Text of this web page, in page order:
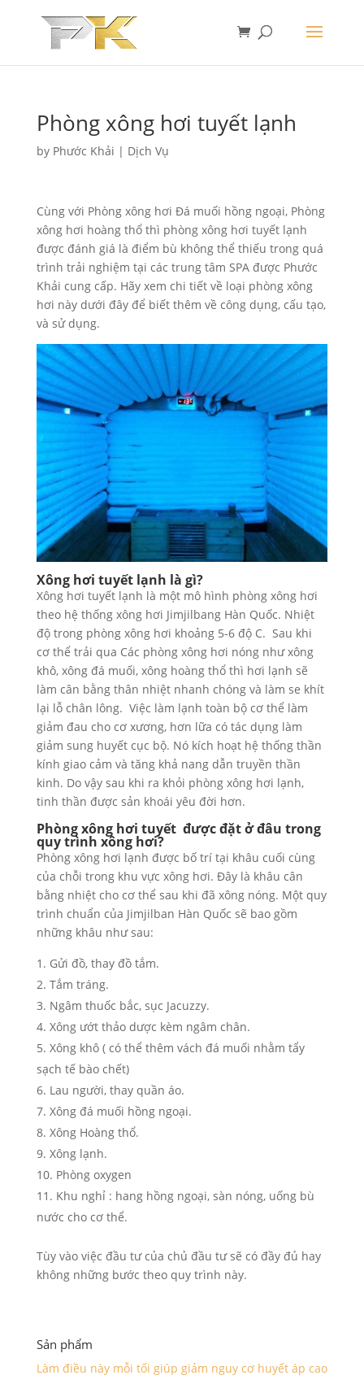
Phòng xông hơi tuyết lạnh
by Phước Khải | Dịch Vụ
Cùng với Phòng xông hơi Đá muối hồng ngoại, Phòng
xông hơi hoàng thổ thì phòng xông hơi tuyết lạnh
được đánh giá là điểm bù không thể thiếu trong quá
trình trải nghiệm tại các trung tâm SPA được Phước
Khải cung cấp. Hãy xem chi tiết về loại phòng xông
hơi này dưới đây để biết thêm về công dụng, cấu tạo,
và sử dụng.
Xông hơi tuyết lạnh là gì?
Xông hơi tuyết lạnh là một mô hình phòng xông hơi
theo hệ thống xông hơi Jimjilbang Hàn Quốc. Nhiệt
độ trong phòng xông hơi khoảng 5-6 độ C. Sau khi
cơ thể trải qua Các phòng xông hơi nóng như xông
khô, xông đá muối, xông hoàng thổ thì hơi lạnh sẽ
làm cân bằng thân nhiệt nhanh chóng và làm se khít
lại lỗ chân lông. Việc làm lạnh toàn bộ cơ thể làm
giảm đau cho cơ xương, hơn lữa có tác dụng làm
giảm sung huyết cục bộ. Nó kích hoạt hệ thống thần
kính giao cảm và tăng khả nang dẫn truyền thần
kinh. Do vậy sau khi ra khỏi phòng xông hơi lạnh,
tinh thần được sản khoái yêu đời hơn.
Phòng xông hơi tuyết được đặt ở đâu trong
quy trình xông hơi?
Phòng xông hơi lạnh được bố trí tại khâu cuối cùng
của chỗi trong khu vực xông hơi. Đây là khâu cân
bằng nhiệt cho cơ thể sau khi đã xông nóng. Một quy
trình chuẩn của Jimjilban Hàn Quốc sẽ bao gồm
những khâu như sau:
Gửi đồ, thay đồ tắm.
Tắm tráng.
Ngâm thuốc bắc, sục Jacuzzy.
Xông ướt thảo dược kèm ngâm chân.
Xông khô ( có thể thêm vách đá muối nhằm tẩy
sạch tế bào chết)
Lau người, thay quần áo.
Xông đá muối hồng ngoại.
Xông Hoàng thổ.
Xông lạnh.
Phòng oxygen
Khu nghỉ : hang hồng ngoại, sàn nóng, uống bù
nước cho cơ thể.
Tùy vào việc đầu tư của chủ đầu tư sẽ có đầy đủ hay
không những bước theo quy trình này.
Sản phẩm
Làm điều này mỗi tối giúp giảm nguy cơ huyết áp cao